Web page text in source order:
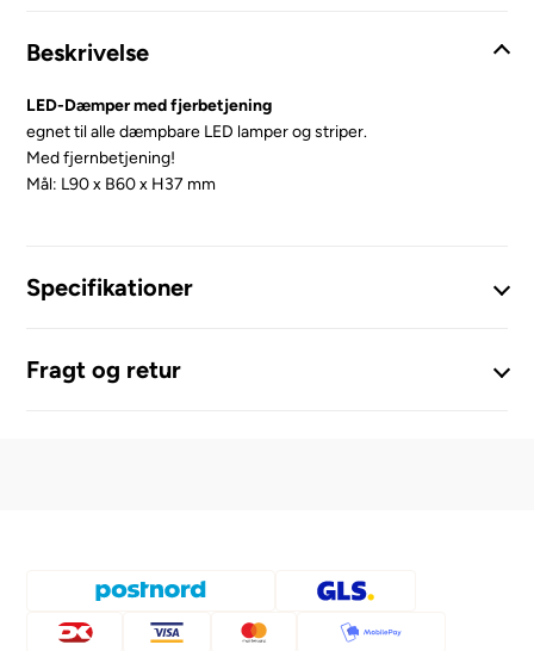
Beskrivelse
LED-Dæmper med fjerbetjening
egnet til alle dæmpbare LED lamper og striper.
Med fjernbetjening!
Mål: L90 x B60 x H37 mm
Specifikationer
Fragt og retur